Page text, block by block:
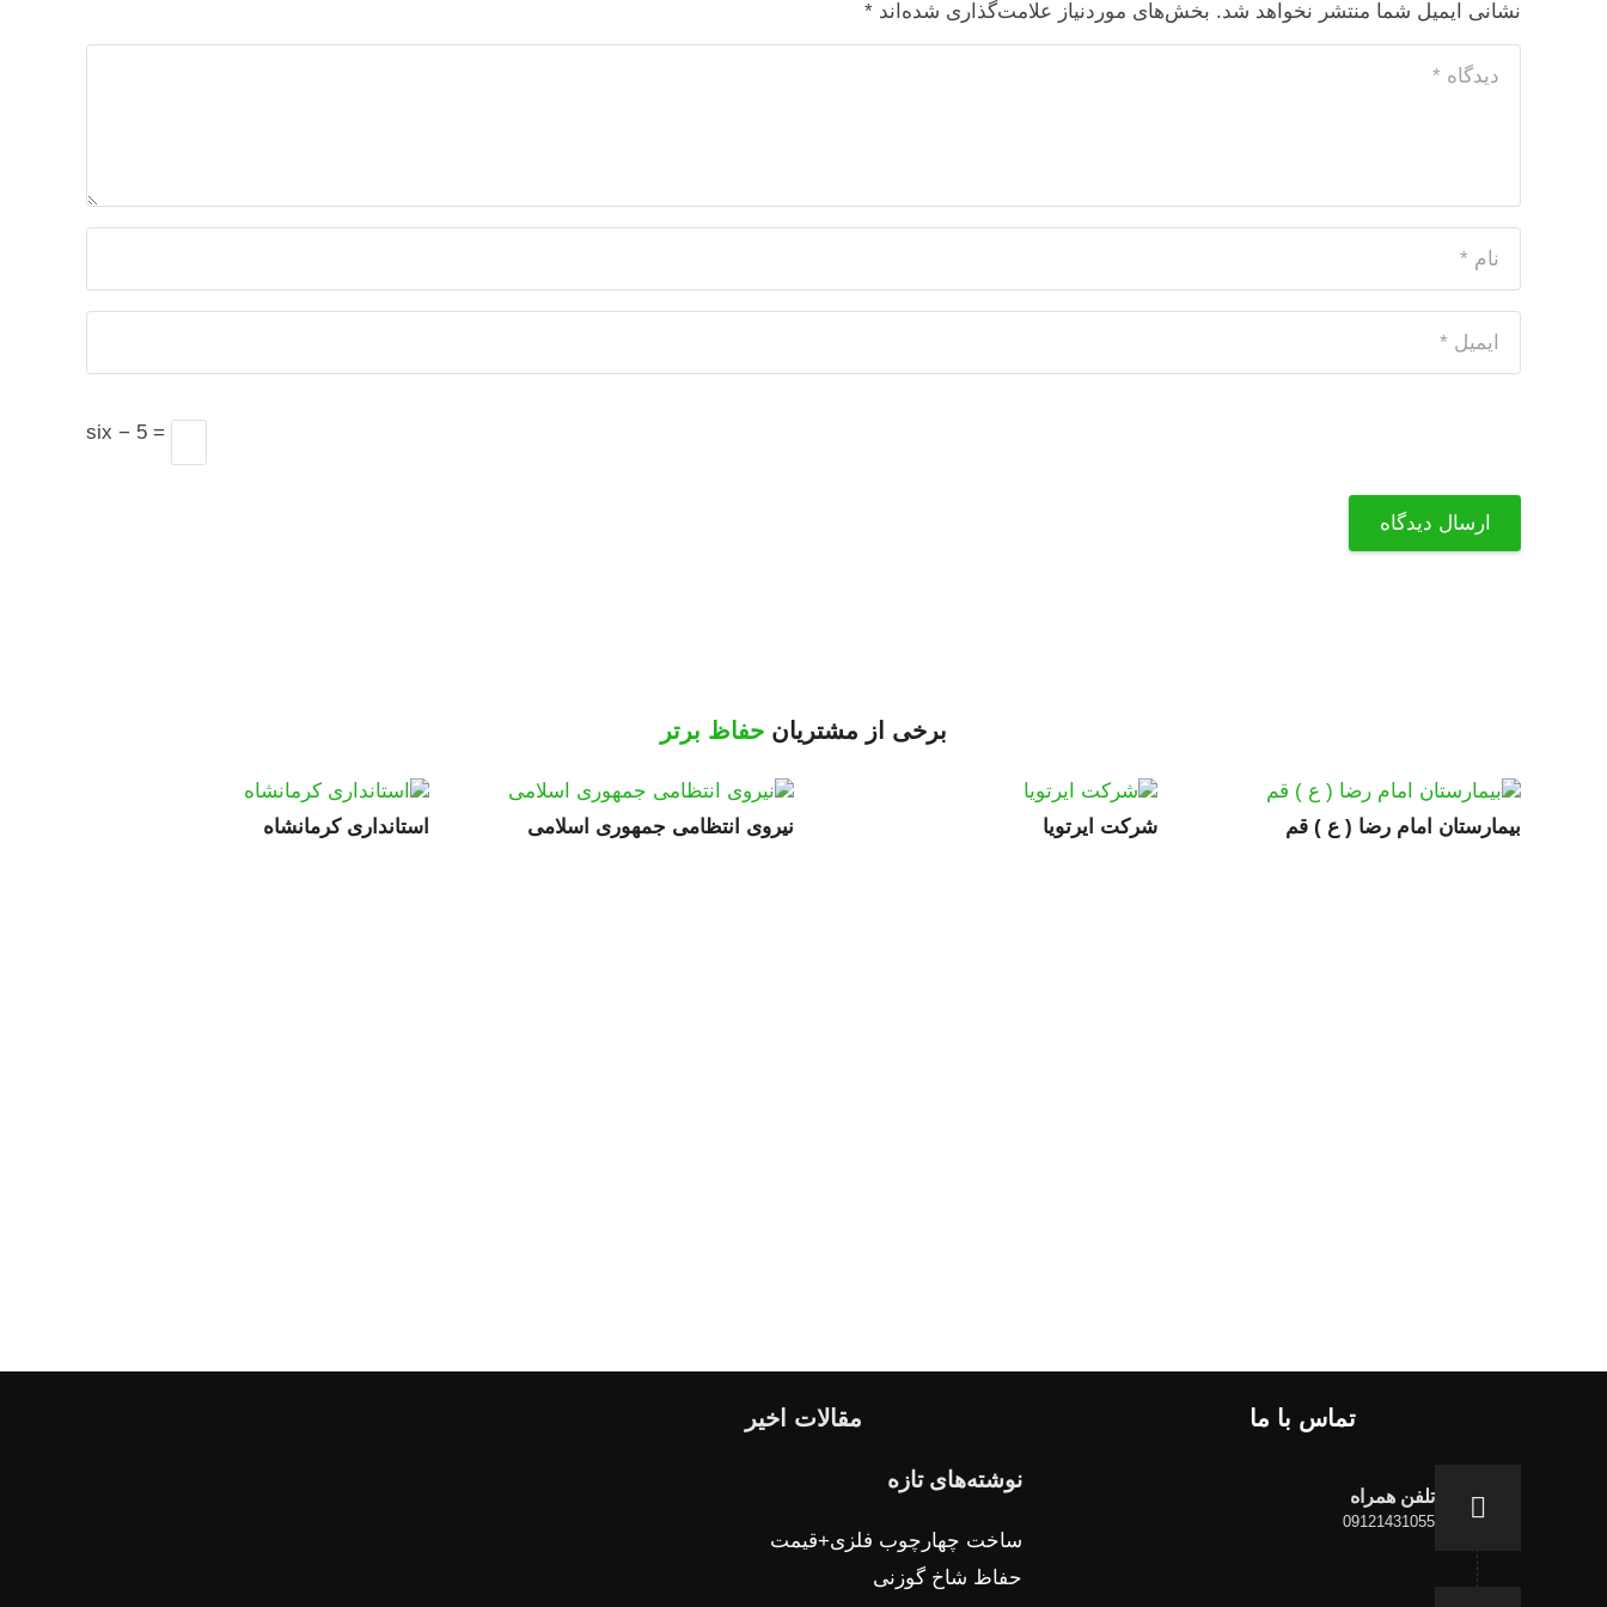
نشانی ایمیل شما منتشر نخواهد شد. بخش‌های موردنیاز علامت‌گذاری شده‌اند *
six − 5 =
ارسال دیدگاه
برخی از مشتریان حفاظ برتر
بیمارستان امام رضا ( ع ) قم شرکت ایرتویا نیروی انتظامی جمهوری اسلامی استانداری کرمانشاه
تماس با ما
تلفن همراه
09121431055
مقالات اخیر
نوشته‌های تازه
ساخت چهارچوب فلزی+قیمت
حفاظ شاخ گوزنی